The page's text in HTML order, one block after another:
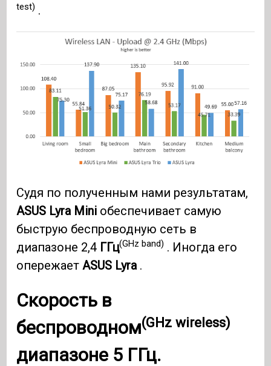
test) .
Судя по полученным нами результатам,
ASUS Lyra Mini обеспечивает самую
быструю беспроводную сеть в
диапазоне 2,4 ГГц(GHz band) . Иногда его
опережаетASUS Lyra.
Скорость в
беспроводном(GHz wireless)
диапазоне 5 ГГц.